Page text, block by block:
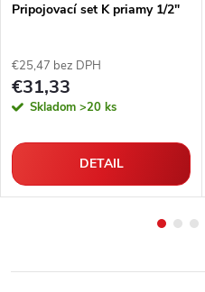
Pripojovací set K priamy 1/2"
€25,47 bez DPH
€31,33
Skladom >20 ks
DETAIL